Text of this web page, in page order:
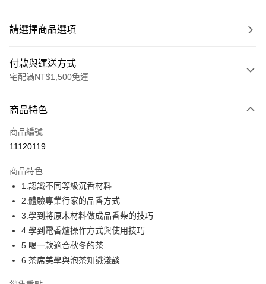
請選擇商品選項
付款與運送方式
宅配滿NT$1,500免運
信用卡一次付款
LINE Pay
街口支付
悠遊付
Google Pay
全盈+PAY
商品特色
商品編號
11120119
商品特色
1.認識不同等級沉香材料
2.體驗專業行家的品香方式
3.學到將原木材料做成品香柴的技巧
4.學到電香爐操作方式與使用技巧
5.喝一款適合秋冬的茶
6.茶席美學與泡茶知識淺談